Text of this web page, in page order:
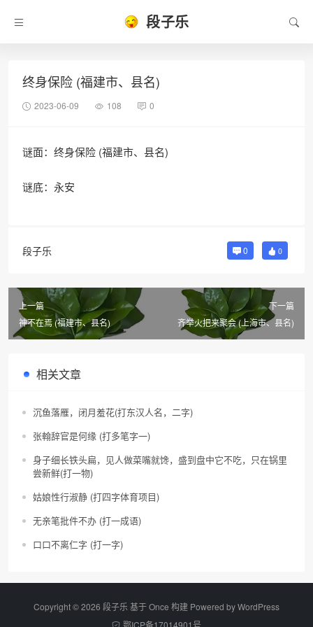
段子乐
终身保险 (福建市、县名)
2023-06-09 108 0
谜面：终身保险 (福建市、县名)
谜底：永安
段子乐 0 0
上一篇
神不在焉 (福建市、县名)
下一篇
齐举火把来聚会 (上海市、县名)
相关文章
沉鱼落雁，闭月羞花(打东汉人名，二字)
张翰辞官是何缘 (打多笔字一)
身子细长铁头扁，见人做菜嘴就馋，盛到盘中它不吃，只在锅里
尝新鲜(打一物)
姑娘性行淑静 (打四字体育项目)
无亲笔批件不办 (打一成语)
口口不离仁字 (打一字)
Copyright © 2026 段子乐 基于 Once 构建 Powered byWordPress
鄂ICP备17014901号